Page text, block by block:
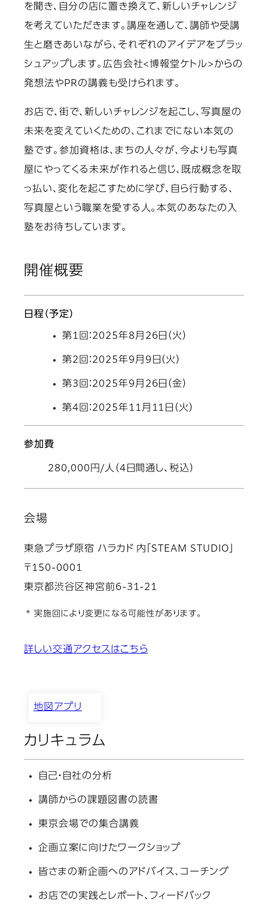
を聞き、自分の店に置き換えて、新しいチャレンジ
を考えていただきます。講座を通して、講師や受講
生と磨きあいながら、それぞれのアイデアをブラッ
シュアップします。広告会社<博報堂ケトル>からの
発想法やPRの講義も受けられます。
お店で、街で、新しいチャレンジを起こし、写真屋の
未来を変えていくための、これまでにない本気の
塾です。参加資格は、まちの人々が、今よりも写真
屋にやってくる未来が作れると信じ、既成概念を取
っ払い、変化を起こすために学び、自ら行動する、
写真屋という職業を愛する人。本気のあなたの入
塾をお待ちしています。
開催概要
日程（予定）
第1回：2025年8月26日（火）
第2回：2025年9月9日（火）
第3回：2025年9月26日（金）
第4回：2025年11月11日（火）
参加費
280,000円/人（4日間通し、税込）
会場
東急プラザ原宿 ハラカド 内「STEAM STUDIO」
〒150-0001
東京都渋谷区神宮前6-31-21
* 実施回により変更になる可能性があります。
詳しい交通アクセスはこちら
地図アプリ
カリキュラム
自己・自社の分析
講師からの課題図書の読書
東京会場での集合講義
企画立案に向けたワークショップ
皆さまの新企画へのアドバイス、コーチング
お店での実践とレポート、フィードバック